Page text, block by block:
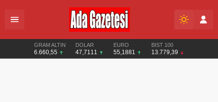
GRAM ALTIN
6.660,55
DOLAR
47,7111
EURO
55,1881
BIST 100
13.779,39